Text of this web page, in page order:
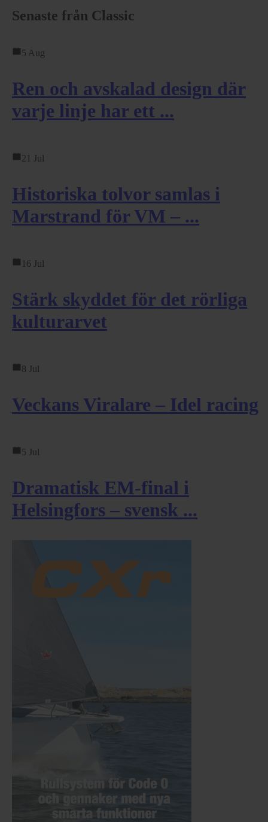
Senaste från Classic
5 Aug
Ren och avskalad design där
varje linje har ett ...
21 Jul
Historiska tolvor samlas i
Marstrand för VM – ...
16 Jul
Stärk skyddet för det rörliga
kulturarvet
8 Jul
Veckans Viralare – Idel racing
5 Jul
Dramatisk EM-final i
Helsingfors – svensk ...